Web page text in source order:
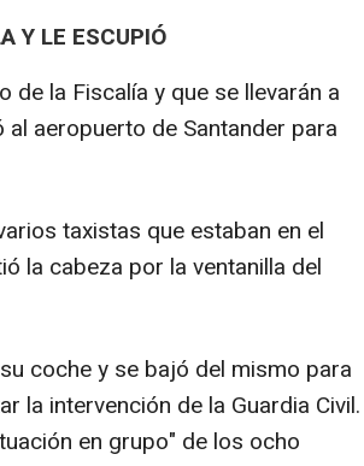
Y LE ESCUPIÓ
la Fiscalía y que se llevarán a
aeropuerto de Santander para
taxistas que estaban en el
la cabeza por la ventanilla del
coche y se bajó del mismo para
la intervención de la Guardia Civil.
en grupo" de los ocho